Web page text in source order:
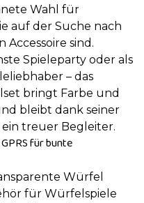
Wahl für
auf der Suche nach
sind.
Spieleparty oder als
– das
bringt Farbe und
bleibt dank seiner
treuer Begleiter.
für bunte
Würfel
für Würfelspiele